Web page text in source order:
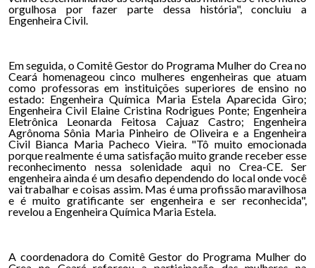
orgulhosa por fazer parte dessa história", concluiu a
Engenheira Civil.
Em seguida, o Comitê Gestor do Programa Mulher do Crea no
Ceará homenageou cinco mulheres engenheiras que atuam
como professoras em instituições superiores de ensino no
estado: Engenheira Química Maria Estela Aparecida Giro;
Engenheira Civil Elaine Cristina Rodrigues Ponte; Engenheira
Eletrônica Leonarda Feitosa Cajuaz Castro; Engenheira
Agrônoma Sônia Maria Pinheiro de Oliveira e a Engenheira
Civil Bianca Maria Pacheco Vieira. "Tô muito emocionada
porque realmente é uma satisfação muito grande receber esse
reconhecimento nessa solenidade aqui no Crea-CE. Ser
engenheira ainda é um desafio dependendo do local onde você
vai trabalhar e coisas assim. Mas é uma profissão maravilhosa
e é muito gratificante ser engenheira e ser reconhecida",
revelou a Engenheira Química Maria Estela.
A coordenadora do Comitê Gestor do Programa Mulher do